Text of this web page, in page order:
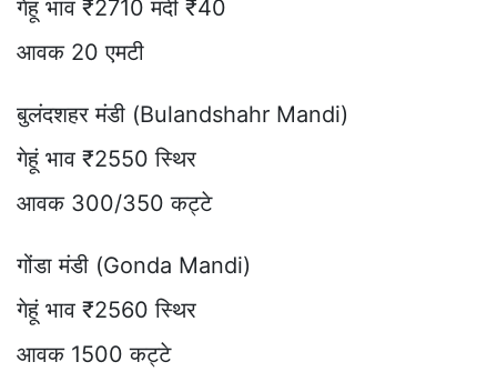
गेहूं भाव ₹2710 मंदी ₹40
आवक 20 एमटी
बुलंदशहर मंडी (Bulandshahr Mandi)
गेहूं भाव ₹2550 स्थिर
आवक 300/350 कट्टे
गोंडा मंडी (Gonda Mandi)
गेहूं भाव ₹2560 स्थिर
आवक 1500 कट्टे